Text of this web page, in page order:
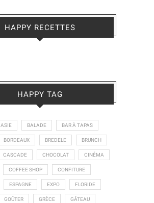
HAPPY RECETTES
HAPPY TAG
ASIE BALADE BAR À TAPAS
BORDEAUX BREDELE BRUNCH
CASCADE CHOCOLAT CINÉMA
COFFEE SHOP CONFITURE
ESPAGNE EXPO FLORIDE
GOÛTER GRÈCE GÂTEAU